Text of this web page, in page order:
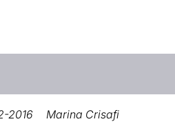
2016 Marina Crisafi